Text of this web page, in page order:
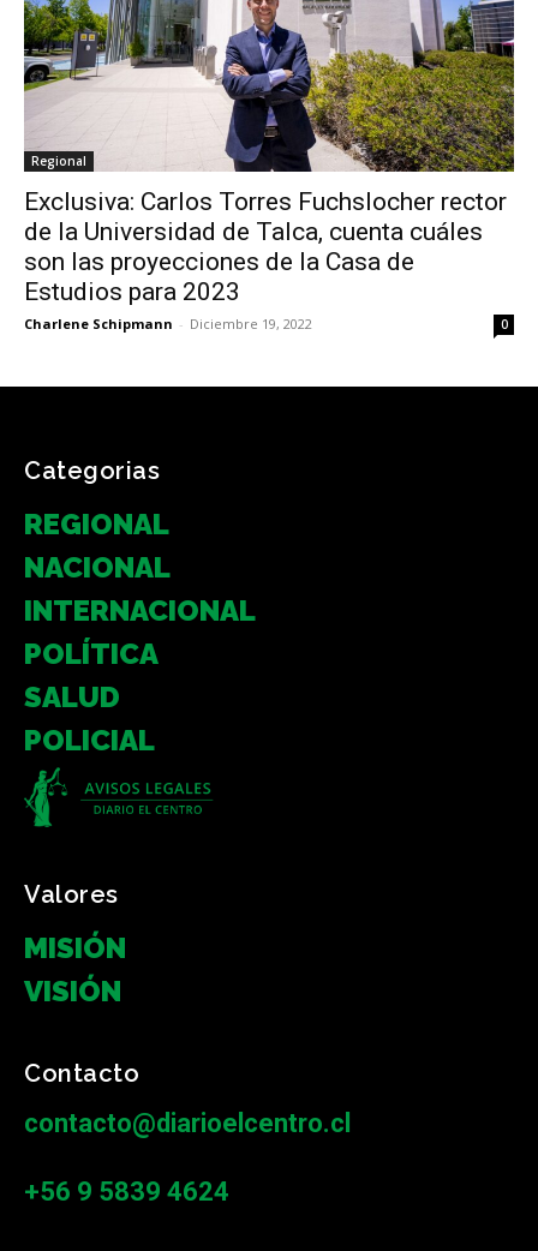
Regional
Exclusiva: Carlos Torres Fuchslocher rector
de la Universidad de Talca, cuenta cuáles
son las proyecciones de la Casa de
Estudios para 2023
Charlene Schipmann - Diciembre 19, 2022 0
Categorias
REGIONAL
NACIONAL
INTERNACIONAL
POLÍTICA
SALUD
POLICIAL
Valores
MISIÓN
VISIÓN
Contacto
contacto@diarioelcentro.cl
+56 9 5839 4624